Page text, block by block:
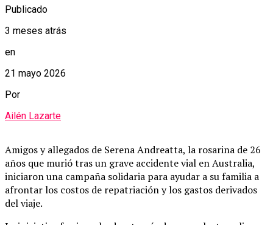
Publicado
3 meses atrás
en
21 mayo 2026
Por
Ailén Lazarte
Amigos y allegados de Serena Andreatta, la rosarina de 26
años que murió tras un grave accidente vial en Australia,
iniciaron una campaña solidaria para ayudar a su familia a
afrontar los costos de repatriación y los gastos derivados
del viaje.